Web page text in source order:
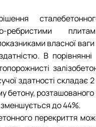
власної ваги
В порівнянні
здатності складає
бетону, розташованого
зменшується до 44%.
перекриття